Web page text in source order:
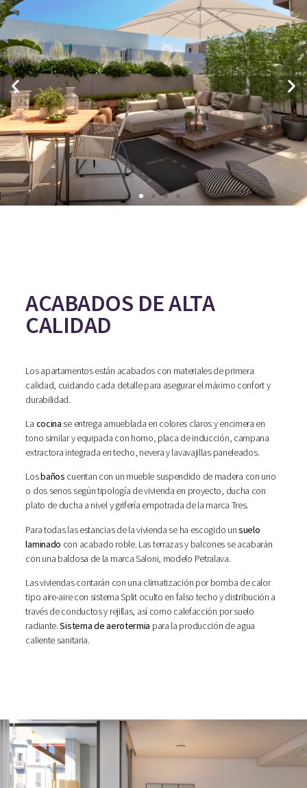
ACABADOS DE ALTA
CALIDAD
Los apartamentos están acabados con materiales de primera
calidad, cuidando cada detalle para asegurar el máximo confort y
durabilidad.
La cocina se entrega amueblada en colores claros y encimera en
tono similar y equipada con horno, placa de inducción, campana
extractora integrada en techo, nevera y lavavajillas paneleados.
Losbaños cuentan con un mueble suspendido de madera con uno
o dos senos según tipología de vivienda en proyecto, ducha con
plato de ducha a nivel y grifería empotrada de la marca Tres.
Para todas las estancias de la vivienda se ha escogido unsuelo
laminado con acabado roble. Las terrazas y balcones se acabarán
con una baldosa de la marca Saloni, modelo Petralava.
Las viviendas contarán con una climatización por bomba de calor
tipo aire-aire con sistema Split oculto en falso techo y distribución a
través de conductos y rejillas, así como calefacción por suelo
radiante.Sistema de aerotermia para la producción de agua
caliente sanitaria.